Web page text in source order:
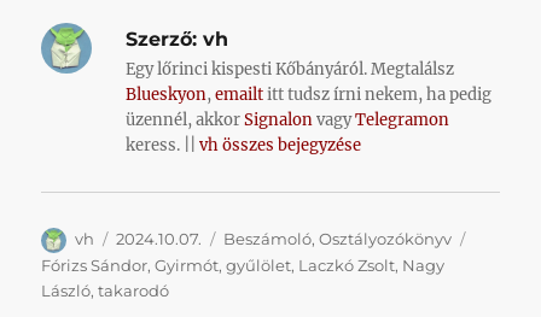
Szerző: vh
Egy lőrinci kispesti Kőbányáról. Megtalálsz
Blueskyon,emailtitt tudsz írni nekem, ha pedig
üzennél, akkorSignalonvagyTelegramon
keress. ||vh összes bejegyzése
Szerző
vh Közzétéve
2024.10.07. Kategória
Beszámoló,Osztályozókönyv
Fórizs Sándor,Gyirmót,gyűlölet, Laczkó Zsolt, Nagy
László,takarodó